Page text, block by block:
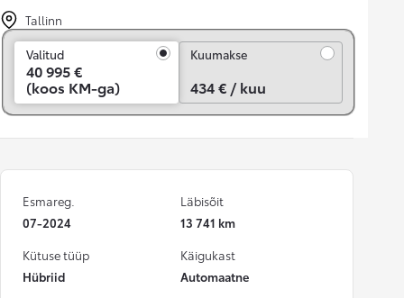
Tallinn
Valitud
40 995 €
(koos KM-ga)
Kuumakse
434 € / kuu
Esmareg.
07-2024
Läbisõit
13 741 km
Kütuse tüüp
Hübriid
Käigukast
Automaatne